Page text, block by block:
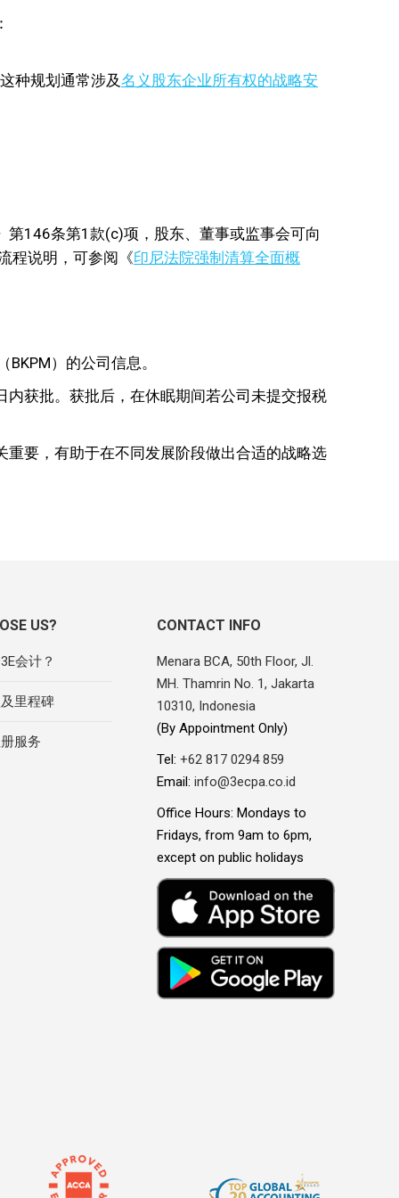
种规划通常涉及名义股东企业所有权的战略安
146条第1款(c)项，股东、董事或监事会可向
程说明，可参阅《印尼法院强制清算全面概
）的公司信息。
获批。获批后，在休眠期间若公司未提交报税
要，有助于在不同发展阶段做出合适的战略选
US?
会计？
里程碑
服务
CONTACT INFO
Menara BCA, 50th Floor, Jl.
MH. Thamrin No. 1, Jakarta
10310, Indonesia
(By Appointment Only)
Tel: +62 817 0294 859
Email: info@3ecpa.co.id
Office Hours: Mondays to
Fridays, from 9am to 6pm,
except on public holidays